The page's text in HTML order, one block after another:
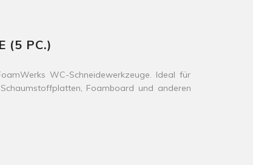
(5 PC.)
WC-Schneidewerkzeuge. Ideal für
Foamboard und anderen